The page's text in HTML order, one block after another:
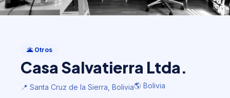
Casa Salvatierra Ltda.
📍 Santa Cruz de la Sierra, Bolivia🌎 Bolivia
🌋 Otros
Casa Salvatierra Ltda.
📍 Santa Cruz de la Sierra, Bolivia🌎 Bolivia